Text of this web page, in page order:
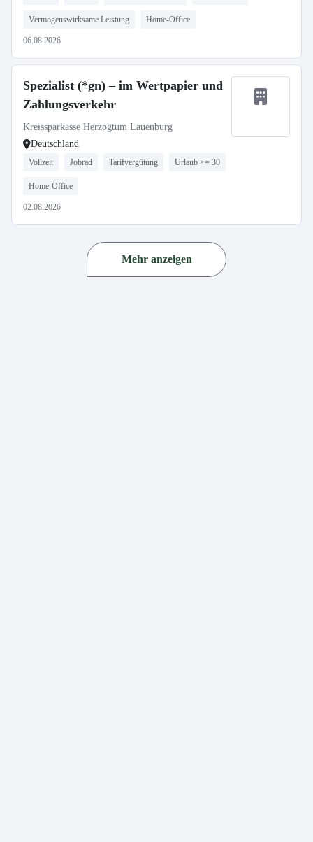
Vermögenswirksame Leistung Home-Office
06.08.2026
Spezialist (*gn) – im Wertpapier und
Zahlungsverkehr
Kreissparkasse Herzogtum Lauenburg
Deutschland
Vollzeit Jobrad Tarifvergütung Urlaub >= 30
Home-Office
02.08.2026
Mehr anzeigen